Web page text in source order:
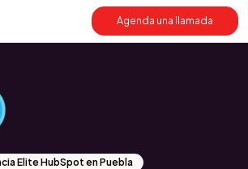
Agenda una llamada
Elite HubSpot en Puebla